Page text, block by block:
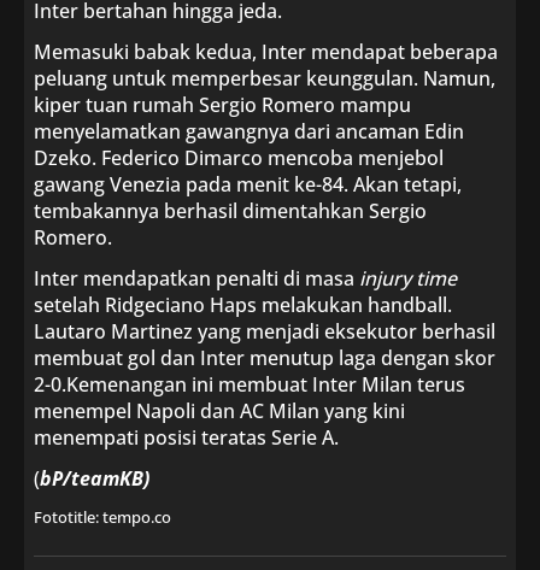
Inter bertahan hingga jeda.
Memasuki babak kedua, Inter mendapat beberapa
peluang untuk memperbesar keunggulan. Namun,
kiper tuan rumah Sergio Romero mampu
menyelamatkan gawangnya dari ancaman Edin
Dzeko. Federico Dimarco mencoba menjebol
gawang Venezia pada menit ke-84. Akan tetapi,
tembakannya berhasil dimentahkan Sergio
Romero.
Inter mendapatkan penalti di masa injury time
setelah Ridgeciano Haps melakukan handball.
Lautaro Martinez yang menjadi eksekutor berhasil
membuat gol dan Inter menutup laga dengan skor
2-0.Kemenangan ini membuat Inter Milan terus
menempel Napoli dan AC Milan yang kini
menempati posisi teratas Serie A.
(bP/teamKB)
Fototitle: tempo.co